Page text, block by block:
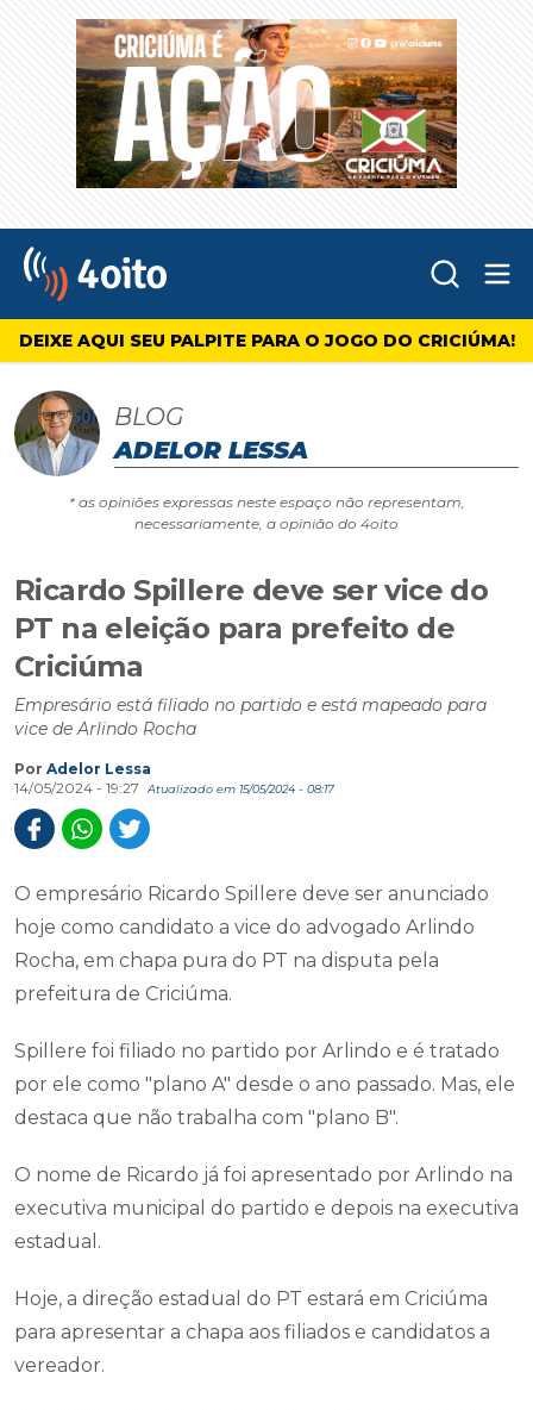
4oito
DEIXE AQUI SEU PALPITE PARA O JOGO DO CRICIÚMA!
BLOG
ADELOR LESSA
* as opiniões expressas neste espaço não representam,
necessariamente, a opinião do 4oito
Ricardo Spillere deve ser vice do
PT na eleição para prefeito de
Criciúma
Empresário está filiado no partido e está mapeado para
vice de Arlindo Rocha
Por Adelor Lessa
14/05/2024 - 19:27
Atualizado em 15/05/2024 - 08:17
O empresário Ricardo Spillere deve ser anunciado
hoje como candidato a vice do advogado Arlindo
Rocha, em chapa pura do PT na disputa pela
prefeitura de Criciúma.
Spillere foi filiado no partido por Arlindo e é tratado
por ele como "plano A" desde o ano passado. Mas, ele
destaca que não trabalha com "plano B".
O nome de Ricardo já foi apresentado por Arlindo na
executiva municipal do partido e depois na executiva
estadual.
Hoje, a direção estadual do PT estará em Criciúma
para apresentar a chapa aos filiados e candidatos a
vereador.